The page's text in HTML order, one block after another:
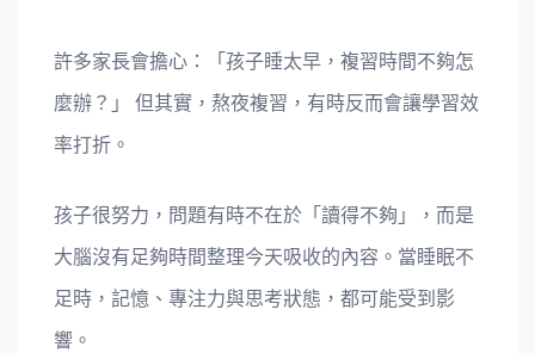
許多家長會擔心：「孩子睡太早，複習時間不夠怎
麼辦？」 但其實，熬夜複習，有時反而會讓學習效
率打折。
孩子很努力，問題有時不在於「讀得不夠」，而是
大腦沒有足夠時間整理今天吸收的內容。當睡眠不
足時，記憶、專注力與思考狀態，都可能受到影
響。